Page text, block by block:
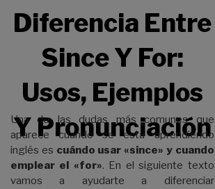
Diferencia Entre
Since Y For:
Usos, Ejemplos
Y Pronunciación
Una de las dudas más comunes que
aparece cuando se está aprendiendo
inglés es cuándo usar «since» y cuando
emplear el «for». En el siguiente texto
vamos a ayudarte a diferenciar